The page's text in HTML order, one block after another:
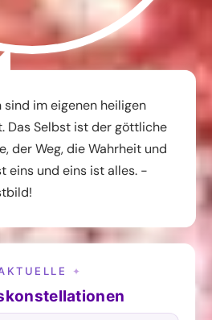
im eigenen heiligen
Das Selbst ist der göttliche
der Weg, die Wahrheit und
eins und eins ist alles. -
✦